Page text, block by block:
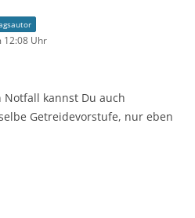
12:08 Uhr
kannst Du auch
Getreidevorstufe, nur eben